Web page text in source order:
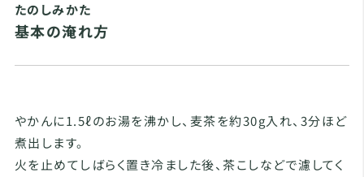
たのしみかた
基本の淹れ方
やかんに1.5ℓのお湯を沸かし、麦茶を約30g入れ、3分ほど
煮出します。
火を止めてしばらく置き冷ました後、茶こしなどで濾してく